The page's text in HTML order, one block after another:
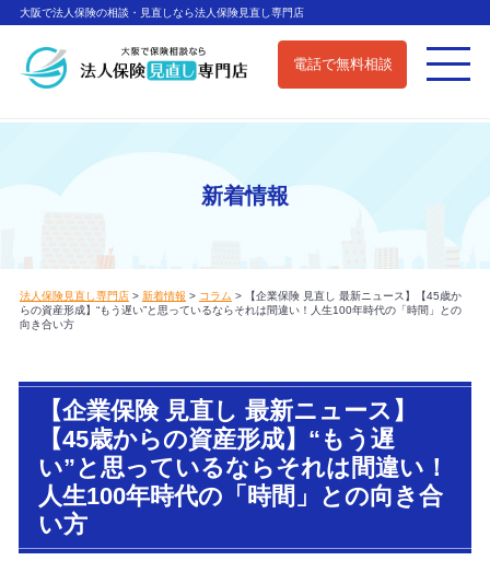
大阪で法人保険の相談・見直しなら法人保険見直し専門店
電話で無料相談
新着情報
法人保険見直し専門店> 新着情報 > コラム >
【企業保険 見直し 最新ニュース】【45歳か
らの資産形成】“もう遅い”と思っているならそれは間違い！人生100年時代の「時間」との
向き合い方
【企業保険 見直し 最新ニュース】
【45歳からの資産形成】“もう遅
い”と思っているならそれは間違い！
人生100年時代の「時間」との向き合
い方